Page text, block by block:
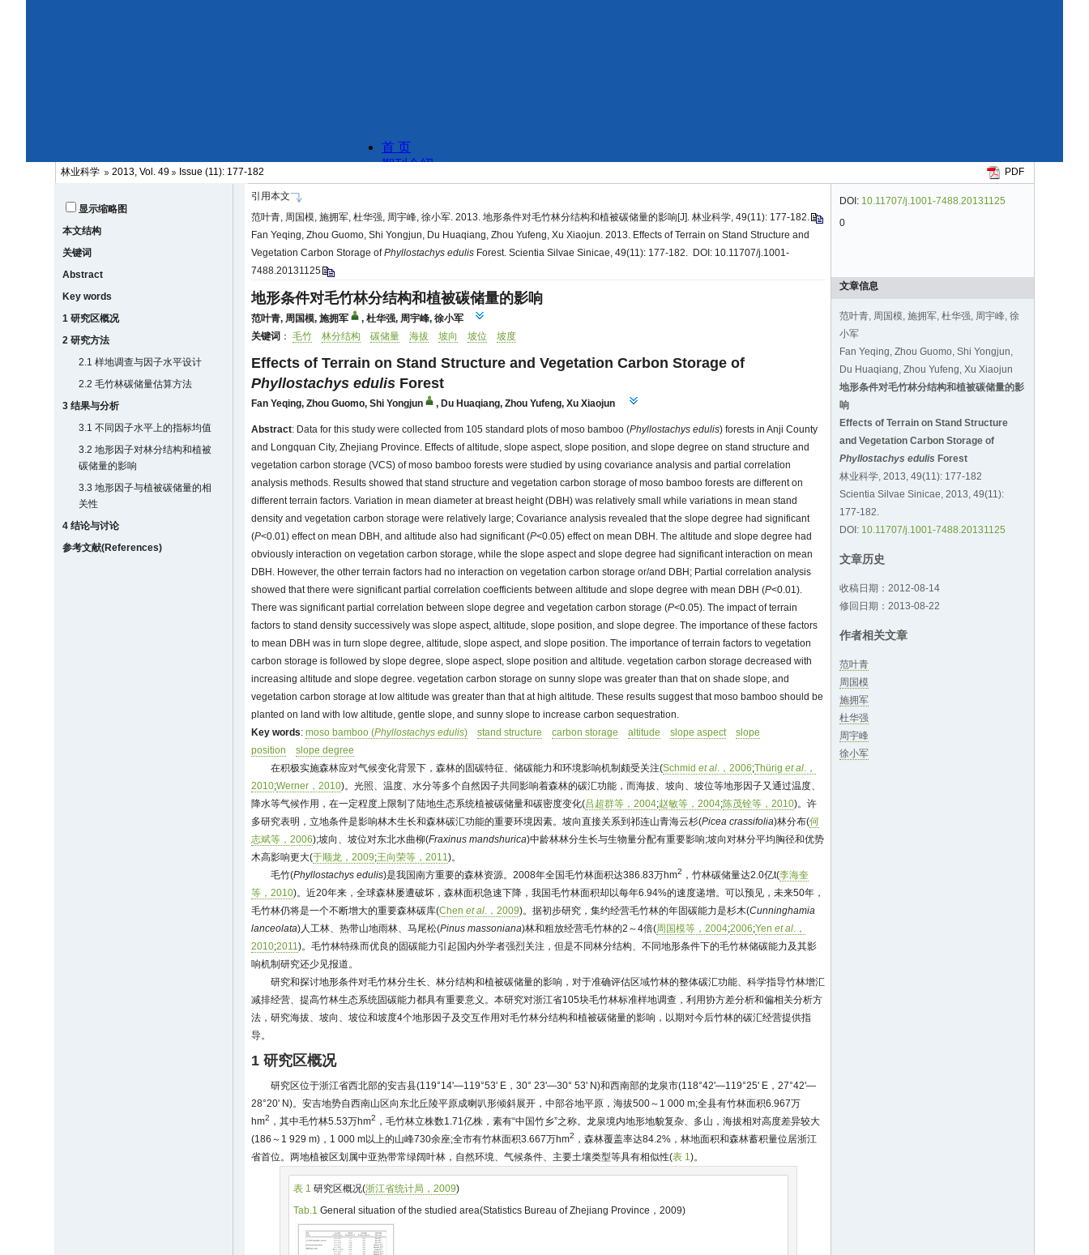
林业科学 2013, Vol. 49 Issue (11): 177-182 PDF
显示缩略图
本文结构
关键词
Abstract
Key words
1 研究区概况
2 研究方法
2.1 样地调查与因子水平设计
2.2 毛竹林碳储量估算方法
3 结果与分析
3.1 不同因子水平上的指标均值
3.2 地形因子对林分结构和植被
碳储量的影响
3.3 地形因子与植被碳储量的相
关性
4 结论与讨论
参考文献(References)
DOI: 10.11707/j.1001-7488.20131125
0
文章信息
范叶青, 周国模, 施拥军, 杜华强, 周宇峰, 徐
小军
Fan Yeqing, Zhou Guomo, Shi Yongjun,
Du Huaqiang, Zhou Yufeng, Xu Xiaojun
地形条件对毛竹林分结构和植被碳储量的影
响
Effects of Terrain on Stand Structure
and Vegetation Carbon Storage of
Phyllostachys edulis Forest
林业科学, 2013, 49(11): 177-182
Scientia Silvae Sinicae, 2013, 49(11):
177-182.
DOI: 10.11707/j.1001-7488.20131125
文章历史
收稿日期：2012-08-14
修回日期：2013-08-22
作者相关文章
范叶青
周国模
施拥军
杜华强
周宇峰
徐小军
引用本文
范叶青, 周国模, 施拥军, 杜华强, 周宇峰, 徐小军. 2013. 地形条件对毛竹林分结构和植被碳储量的影响[J]. 林业科学, 49(11): 177-182.
Fan Yeqing, Zhou Guomo, Shi Yongjun, Du Huaqiang, Zhou Yufeng, Xu Xiaojun. 2013. Effects of Terrain on Stand Structure and
Vegetation Carbon Storage ofPhyllostachys edulis Forest. Scientia Silvae Sinicae, 49(11): 177-182. DOI: 10.11707/j.1001-
7488.20131125
地形条件对毛竹林分结构和植被碳储量的影响
范叶青, 周国模,施拥军 ,杜华强, 周宇峰,徐小军
关键词 ：毛竹 林分结构 碳储量 海拔 坡向 坡位 坡度
Effects of Terrain on Stand Structure and Vegetation Carbon Storage of
Phyllostachys edulis Forest
Fan Yeqing,Zhou Guomo,Shi Yongjun , Du Huaqiang,Zhou Yufeng,Xu Xiaojun
Abstract: Data for this study were collected from 105 standard plots of moso bamboo (Phyllostachys edulis) forests in Anji County
and Longquan City, Zhejiang Province. Effects of altitude, slope aspect, slope position, and slope degree on stand structure and
vegetation carbon storage (VCS) of moso bamboo forests were studied by using covariance analysis and partial correlation
analysis methods. Results showed that stand structure and vegetation carbon storage of moso bamboo forests are different on
different terrain factors. Variation in mean diameter at breast height (DBH) was relatively small while variations in mean stand
density and vegetation carbon storage were relatively large; Covariance analysis revealed that the slope degree had significant
(P<0.01) effect on mean DBH, and altitude also had significant (P<0.05) effect on mean DBH. The altitude and slope degree had
obviously interaction on vegetation carbon storage, while the slope aspect and slope degree had significant interaction on mean
DBH. However, the other terrain factors had no interaction on vegetation carbon storage or/and DBH; Partial correlation analysis
showed that there were significant partial correlation coefficients between altitude and slope degree with mean DBH (P<0.01).
There was significant partial correlation between slope degree and vegetation carbon storage (P<0.05). The impact of terrain
factors to stand density successively was slope aspect, altitude, slope position, and slope degree. The importance of these factors
to mean DBH was in turn slope degree, altitude, slope aspect, and slope position. The importance of terrain factors to vegetation
carbon storage is followed by slope degree, slope aspect, slope position and altitude. vegetation carbon storage decreased with
increasing altitude and slope degree. vegetation carbon storage on sunny slope was greater than that on shade slope, and
vegetation carbon storage at low altitude was greater than that at high altitude. These results suggest that moso bamboo should be
planted on land with low altitude, gentle slope, and sunny slope to increase carbon sequestration.
Key words:moso bamboo (Phyllostachys edulis) stand structure carbon storage altitude slope aspect
slope
position
slope degree
在积极实施森林应对气候变化背景下，森林的固碳特征、储碳能力和环境影响机制颇受关注(Schmidet al.，2006;Thüriget al.，
2010;Werner，2010)。光照、温度、水分等多个自然因子共同影响着森林的碳汇功能，而海拔、坡向、坡位等地形因子又通过温度、
降水等气候作用，在一定程度上限制了陆地生态系统植被碳储量和碳密度变化(吕超群等，2004;赵敏等，2004;陈茂铨等，2010)。许
多研究表明，立地条件是影响林木生长和森林碳汇功能的重要环境因素。坡向直接关系到祁连山青海云杉(Picea crassifolia)林分布(何
志斌等，2006);坡向、坡位对东北水曲柳(Fraxinus mandshurica)中龄林林分生长与生物量分配有重要影响;坡向对林分平均胸径和优势
木高影响更大(于顺龙，2009;王向荣等，2011)。
毛竹(Phyllostachys edulis)是我国南方重要的森林资源。2008年全国毛竹林面积达386.83万hm2 ，竹林碳储量达2.0亿t(李海奎
等，2010)。近20年来，全球森林屡遭破坏，森林面积急速下降，我国毛竹林面积却以每年6.94%的速度递增。可以预见，未来50年，
毛竹林仍将是一个不断增大的重要森林碳库(Chenet al.，2009)。据初步研究，集约经营毛竹林的年固碳能力是杉木(Cunninghamia
lanceolata)人工林、热带山地雨林、马尾松(Pinus massoniana)林和粗放经营毛竹林的2～4倍(周国模等，2004;2006;Yenet al.，
2010;2011)。毛竹林特殊而优良的固碳能力引起国内外学者强烈关注，但是不同林分结构、不同地形条件下的毛竹林储碳能力及其影
响机制研究还少见报道。
研究和探讨地形条件对毛竹林分生长、林分结构和植被碳储量的影响，对于准确评估区域竹林的整体碳汇功能、科学指导竹林增汇
减排经营、提高竹林生态系统固碳能力都具有重要意义。本研究对浙江省105块毛竹林标准样地调查，利用协方差分析和偏相关分析方
法，研究海拔、坡向、坡位和坡度4个地形因子及交互作用对毛竹林分结构和植被碳储量的影响，以期对今后竹林的碳汇经营提供指
导。
1 研究区概况
研究区位于浙江省西北部的安吉县(119°14'—119°53' E，30° 23'—30° 53' N)和西南部的龙泉市(118°42'—119°25' E，27°42'—
28°20' N)。安吉地势自西南山区向东北丘陵平原成喇叭形倾斜展开，中部谷地平原，海拔500～1 000 m;全县有竹林面积6.967万
hm2 ，其中毛竹林5.53万hm2 ，毛竹林立株数1.71亿株，素有“中国竹乡”之称。龙泉境内地形地貌复杂、多山，海拔相对高度差异较大
(186～1 929 m)，1 000 m以上的山峰730余座;全市有竹林面积3.667万hm2 ，森林覆盖率达84.2%，林地面积和森林蓄积量位居浙江
省首位。两地植被区划属中亚热带常绿阔叶林，自然环境、气候条件、主要土壤类型等具有相似性(表 1)。
表 1 研究区概况(浙江省统计局，2009)
Tab.1 General situation of the studied area(Statistics Bureau of Zhejiang Province，2009)